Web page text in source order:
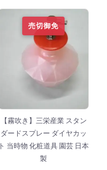
売切御免
【霧吹き】三栄産業 スタン
ダードスプレー ダイヤカッ
ト 当時物 化粧道具 園芸 日本
製